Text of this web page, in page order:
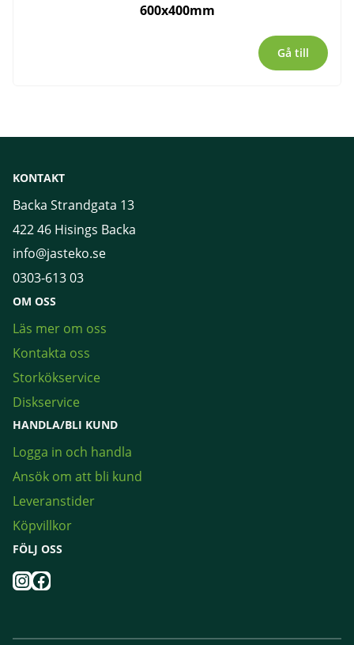
600x400mm
Gå till
KONTAKT
Backa Strandgata 13
422 46 Hisings Backa
info@jasteko.se
0303-613 03
OM OSS
Läs mer om oss
Kontakta oss
Storkökservice
Diskservice
HANDLA/BLI KUND
Logga in och handla
Ansök om att bli kund
Leveranstider
Köpvillkor
FÖLJ OSS
Instagram
Facebook